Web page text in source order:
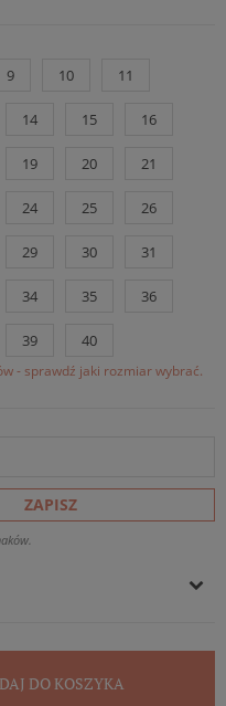
9 10 11
14 15 16
19 20 21
24 25 26
29 30 31
34 35 36
39 40
- sprawdź jaki rozmiar wybrać.
ZAPISZ
DO KOSZYKA